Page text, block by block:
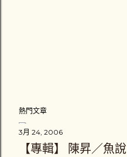
熱門文章
3月 24, 2006
【專輯】 陳昇／魚說